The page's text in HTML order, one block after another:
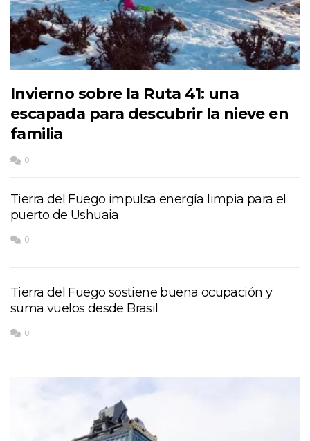
Invierno sobre la Ruta 41: una
escapada para descubrir la nieve en
familia
0
Tierra del Fuego impulsa energía limpia para el
puerto de Ushuaia
0
Tierra del Fuego sostiene buena ocupación y
suma vuelos desde Brasil
0